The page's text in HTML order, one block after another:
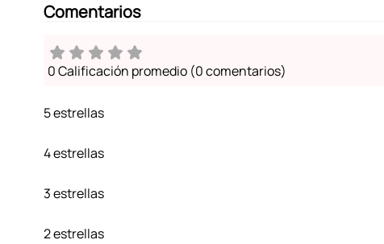
Comentarios
0 Calificación promedio (0 comentarios)
5 estrellas
4 estrellas
3 estrellas
2 estrellas